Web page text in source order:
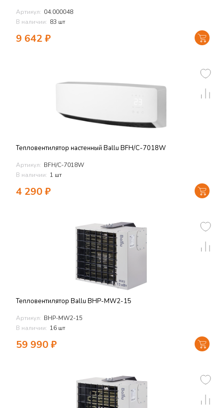
Артикул: 04.000048
В наличии: 83 шт
9 642₽
Тепловентилятор настенный Ballu BFH/C-7018W
Артикул: BFH/C-7018W
В наличии: 1 шт
4 290₽
Тепловентилятор Ballu BHP-MW2-15
Артикул: BHP-MW2-15
В наличии: 16 шт
59 990₽